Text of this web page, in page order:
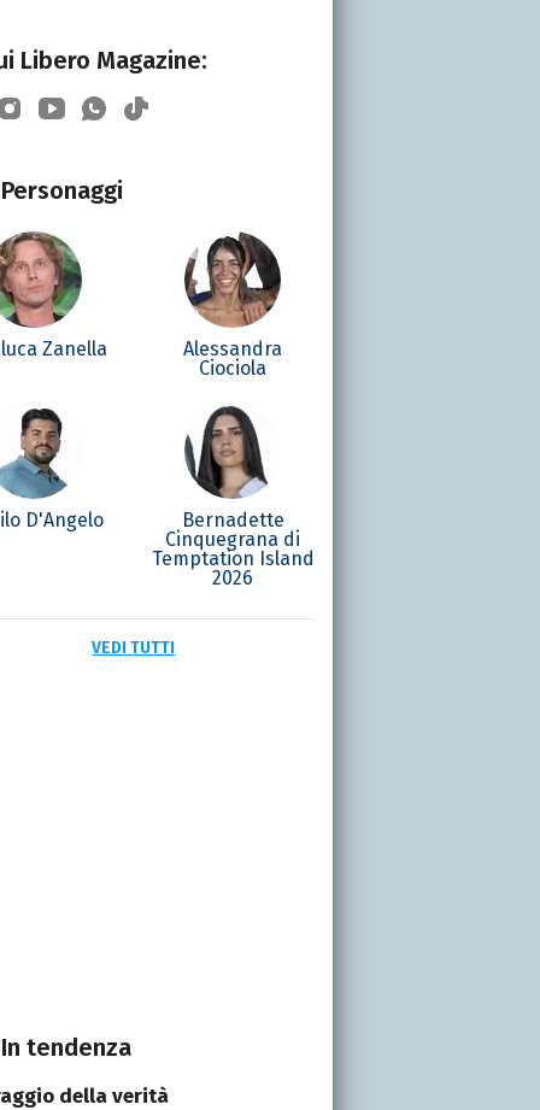
Libero Magazine:
Personaggi
Zanella
Alessandra
Ciociola
D'Angelo
Bernadette
Cinquegrana di
Temptation Island
2026
VEDI TUTTI
In tendenza
della verità